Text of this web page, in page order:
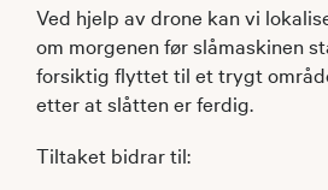
Ved hjelp av drone kan vi
om morgenen før slåmaskinen
forsiktig flyttet til et trygt
etter at slåtten er ferdig.
Tiltaket bidrar til: